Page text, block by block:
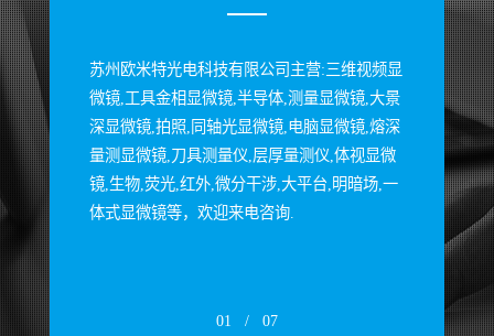
苏州欧米特光电科技有限公司主营:三维视频显
微镜,工具金相显微镜,半导体,测量显微镜,大景
深显微镜,拍照,同轴光显微镜,电脑显微镜,熔深
量测显微镜,刀具测量仪,层厚量测仪,体视显微
镜,生物,荧光,红外,微分干涉,大平台,明暗场,一
体式显微镜等，欢迎来电咨询.
01 / 07